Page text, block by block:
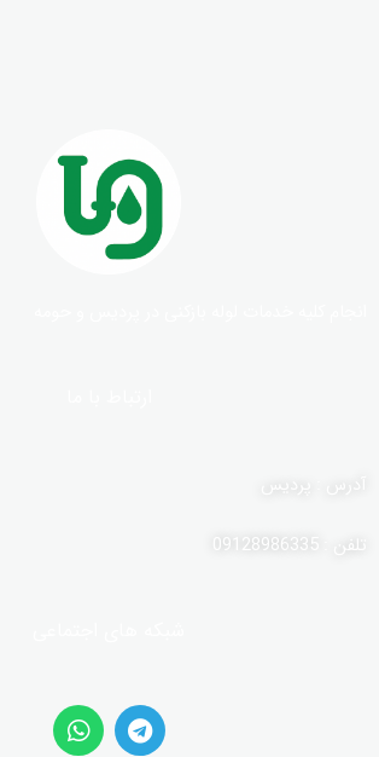
تلفن : 09128986335
T
e
W
h